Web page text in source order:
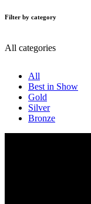
Filter by category
All categories
All
Best in Show
Gold
Silver
Bronze